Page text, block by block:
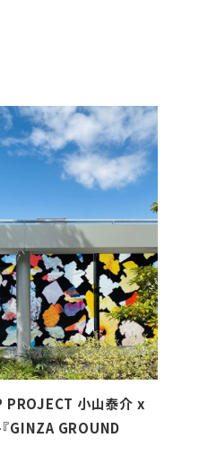
PROJECT 小山泰介 x
GINZA GROUND